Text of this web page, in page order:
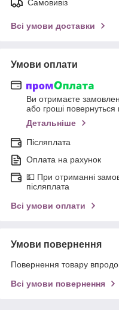
Самовивіз
Всі умови доставки
Умови оплати
Ви отримаєте
або гроші повернуться
Детальніше
Післяплата
Оплата на рахунок
💵 При отриманні
післяплата
Всі умови оплати
Умови повернення
Повернення товару
Всі умови повернення